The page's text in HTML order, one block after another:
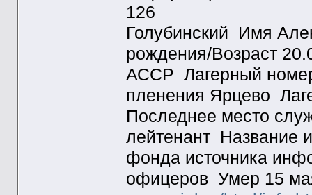
126
Голубинский Имя
рождения/Возраст
АССР Лагерный
пленения Ярцево
Последнее место
лейтенант
фонда источника
офицеров Умер 15